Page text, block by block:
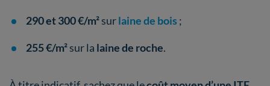
290 et 300 €/m²surlaine de bois ;
255 €/m²sur la laine de roche.